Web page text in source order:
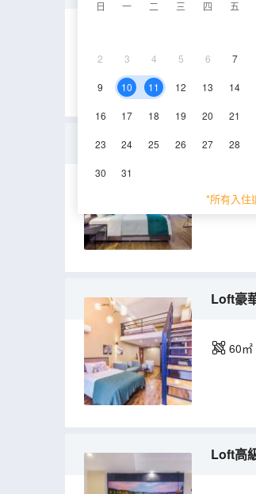
日 一 二 三 四 五
2 3 4 5 6 7
9 10 11 12 13 14
16 17 18 19 20 21
23 24 25 26 27 28
30 31
*所有入住
Loft豪
40㎡
Loft豪
60㎡
Loft高